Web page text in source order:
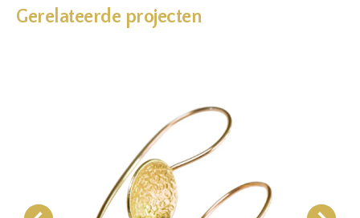
Gerelateerde projecten